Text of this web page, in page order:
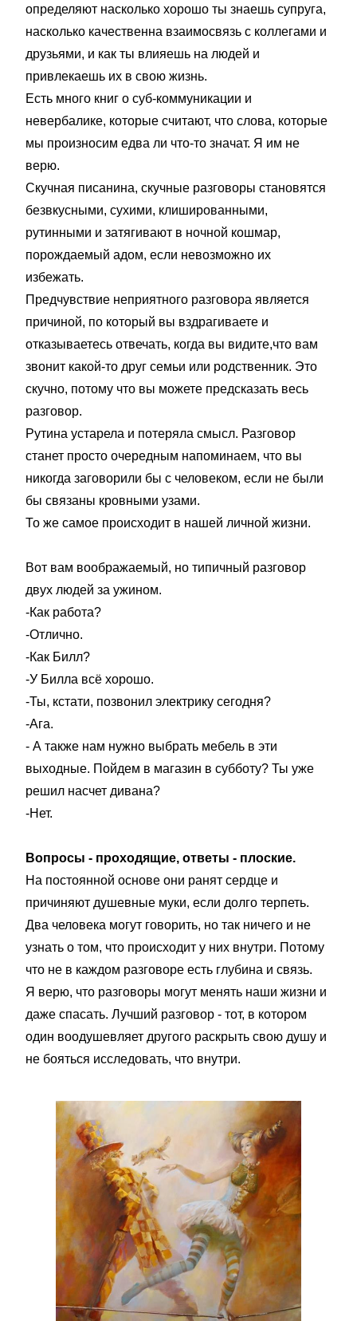
определяют насколько хорошо ты знаешь супруга,
насколько качественна взаимосвязь с коллегами и
друзьями, и как ты влияешь на людей и
привлекаешь их в свою жизнь.
Есть много книг о суб-коммуникации и
невербалике, которые считают, что слова, которые
мы произносим едва ли что-то значат. Я им не
верю.
Скучная писанина, скучные разговоры становятся
безвкусными, сухими, клишированными,
рутинными и затягивают в ночной кошмар,
порождаемый адом, если невозможно их
избежать.
Предчувствие неприятного разговора является
причиной, по который вы вздрагиваете и
отказываетесь отвечать, когда вы видите,что вам
звонит какой-то друг семьи или родственник. Это
скучно, потому что вы можете предсказать весь
разговор.
Рутина устарела и потеряла смысл. Разговор
станет просто очередным напоминаем, что вы
никогда заговорили бы с человеком, если не были
бы связаны кровными узами.
То же самое происходит в нашей личной жизни.
Вот вам воображаемый, но типичный разговор
двух людей за ужином.
-Как работа?
-Отлично.
-Как Билл?
-У Билла всё хорошо.
-Ты, кстати, позвонил электрику сегодня?
-Ага.
- А также нам нужно выбрать мебель в эти
выходные. Пойдем в магазин в субботу? Ты уже
решил насчет дивана?
-Нет.
Вопросы - проходящие, ответы - плоские.
На постоянной основе они ранят сердце и
причиняют душевные муки, если долго терпеть.
Два человека могут говорить, но так ничего и не
узнать о том, что происходит у них внутри. Потому
что не в каждом разговоре есть глубина и связь.
Я верю, что разговоры могут менять наши жизни и
даже спасать. Лучший разговор - тот, в котором
один воодушевляет другого раскрыть свою душу и
не бояться исследовать, что внутри.